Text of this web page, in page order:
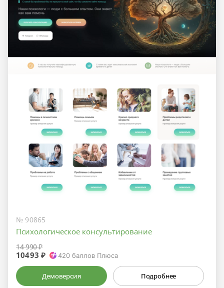
№ 90865
Психологическое консультирование
14 990 ₽
10493 ₽ 420 баллов Плюса
Демоверсия Подробнее